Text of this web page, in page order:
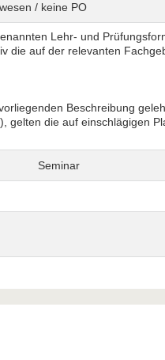
/ keine PO
Lehr- und
die auf der relevanten
Beschreibung
gelten die auf einschlägigen